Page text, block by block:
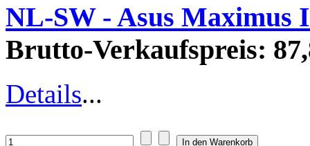
NL-SW - Asus Maximus
Brutto-Verkaufspreis:
Details...